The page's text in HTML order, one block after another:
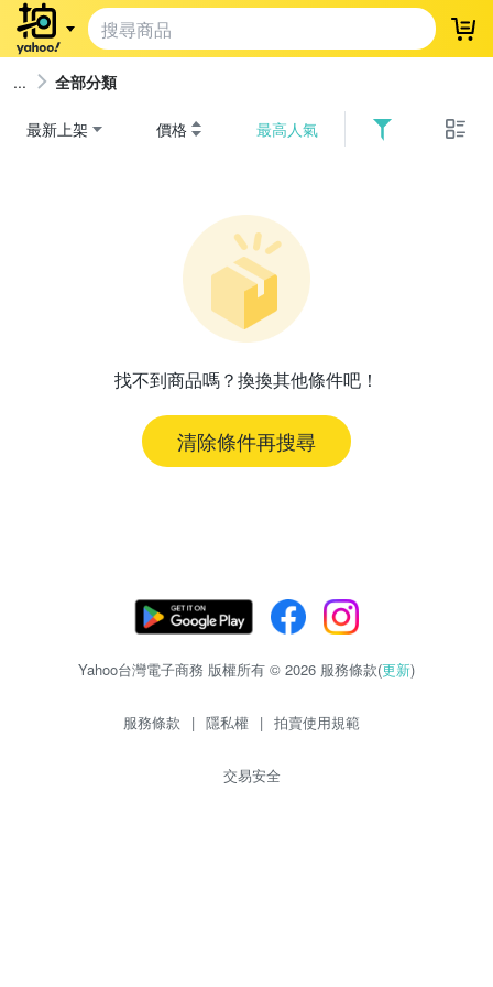
登
全部分類
最新上架 價格 最高人氣
找不到商品嗎？換換其他條件吧！
清除條件再搜尋
Yahoo台灣電子商務 版權所有 © 2026 服務條款(更新)
服務條款 | 隱私權 | 拍賣使用規範
交易安全